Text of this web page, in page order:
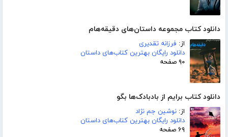
دانلود کتاب مجموعه داستان‌های دقیقه‌هام
از: فرزانه تقدیری
دانلود رایگان بهترین کتاب‌های داستان
۹۰ صفحه
دانلود کتاب برایم از بادبادک‌ها بگو
از: نوشین جم نژاد
دانلود رایگان بهترین کتاب‌های داستان
۶۹ صفحه